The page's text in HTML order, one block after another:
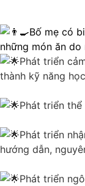
Bố mẹ có
những món ăn
Phát triển
thành kỹ năng
Phát triển
Phát triển
hướng dẫn,
Phát triển